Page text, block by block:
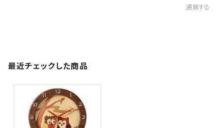
通報する
最近チェックした商品